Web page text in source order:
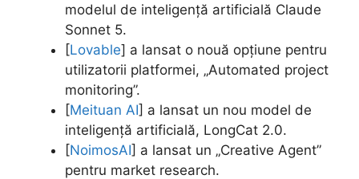
modelul de inteligență artificială Claude
Sonnet 5.
[Lovable] a lansat o nouă opțiune pentru
utilizatorii platformei, „Automated project
monitoring”.
[Meituan AI] a lansat un nou model de
inteligență artificială, LongCat 2.0.
[NoimosAI] a lansat un „Creative Agent”
pentru market research.